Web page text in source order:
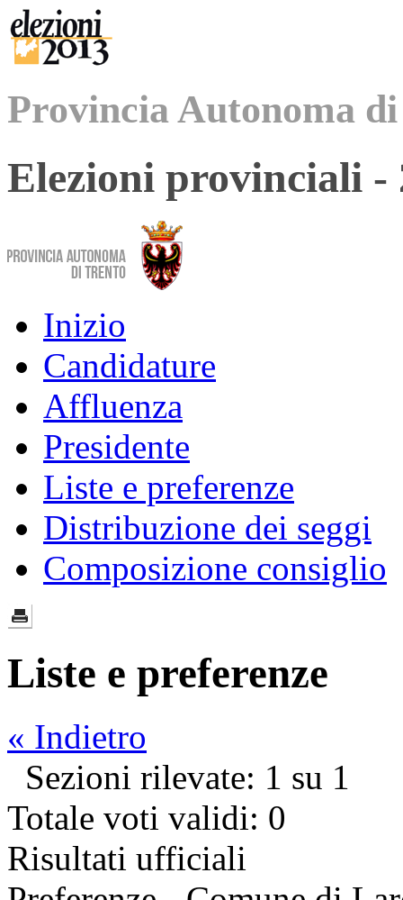
Provincia Autonoma
Elezioni provinciali -
Inizio
Candidature
Affluenza
Presidente
Liste e preferenze
Distribuzione dei seggi
Composizione consiglio
Liste e preferenze
« Indietro
Sezioni rilevate: 1 su 1
Totale voti validi: 0
Risultati ufficiali